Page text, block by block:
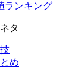
ランキング
タ
め